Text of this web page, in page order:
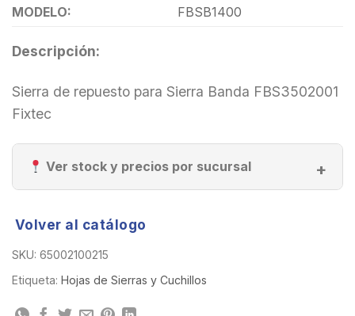
MODELO:
FBSB1400
Descripción:
Sierra de repuesto para Sierra Banda FBS3502001
Fixtec
Ver stock y precios por sucursal
Volver al catálogo
SKU: 65002100215
Etiqueta: Hojas de Sierras y Cuchillos